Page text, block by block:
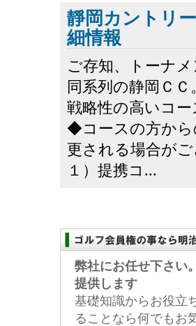
靜岡カントリ
細情報
ご存知、トーナ
同系列の静岡Ｃ
戦略性の高いコ
◆コースの方から
更される場合が
１）提携コ...
弊社にお任せ下さい
提供します
基礎知識からお役立
ることなら何でもお